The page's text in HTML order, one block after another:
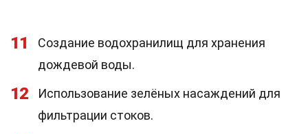
11
Создание водохранилищ для хранения
дождевой воды.
12
Использование зелёных насаждений для
фильтрации стоков.